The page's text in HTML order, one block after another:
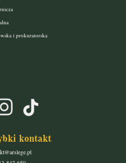
i prokuratorska
kontakt